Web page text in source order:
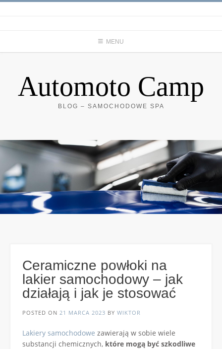
Skip
MENU
Automoto Camp
BLOG – SAMOCHODOWE SPA
Ceramiczne powłoki na
lakier samochodowy – jak
działają i jak je stosować
POSTED ON 21 MARCA 2023 BY WIKTOR
Lakiery samochodowe zawierają w sobie wiele
substancji chemicznych, które mogą być szkodliwe